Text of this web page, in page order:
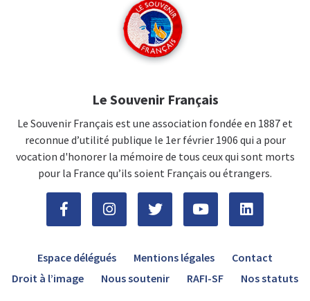
Le Souvenir Français
Le Souvenir Français est une association fondée en 1887 et
reconnue d’utilité publique le 1er février 1906 qui a pour
vocation d'honorer la mémoire de tous ceux qui sont morts
pour la France qu’ils soient Français ou étrangers.
Espace délégués Mentions légales
Contact
Droit à l’image
Nous soutenir RAFI-SF Nos statuts